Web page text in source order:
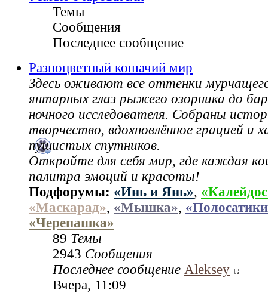
Темы
Сообщения
Последнее сообщение
Разноцветный кошачий мир
Здесь оживают все оттенки
янтарных глаз рыжего озорника до
ночного исследователя. Собраны
творчество, вдохновлённое грацией и
пушистых спутников.
Откройте для себя мир, где каждая
палитра эмоций и красоты!
Подфорумы: «Инь и Янь»,
«Маскарад», «Мышка»,
«Черепашка»
89 Темы
2943 Сообщения
Последнее сообщение Aleksey
Вчера, 11:09